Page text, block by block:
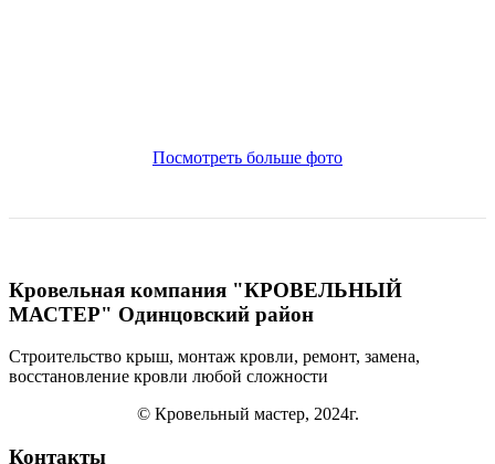
Посмотреть больше фото
Кровельная компания "КРОВЕЛЬНЫЙ
МАСТЕР" Одинцовский район
Строительство крыш, монтаж кровли, ремонт, замена,
восстановление кровли любой сложности
© Кровельный мастер, 2024г.
Контакты